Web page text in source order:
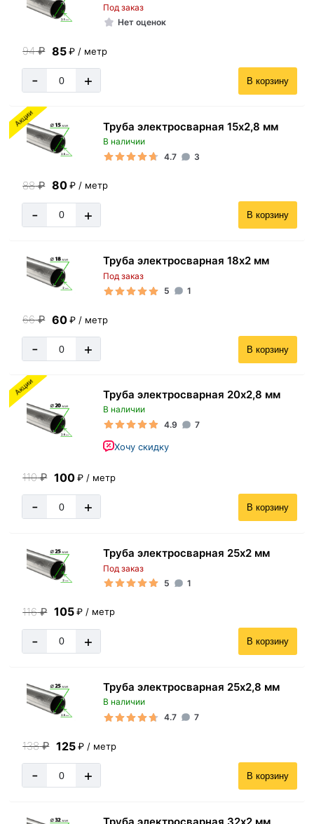
Под заказ
Нет оценок
94₽ 85 ₽ / метр
- + В корзину
Акции Труба электросварная 15х2,8 мм
В наличии
4.7
3
88₽ 80 ₽ / метр
- + В корзину
Труба электросварная 18х2 мм
Под заказ
5
1
66₽ 60 ₽ / метр
- + В корзину
Акции Труба электросварная 20х2,8 мм
В наличии
4.9
7
Хочу скидку
110₽ 100 ₽ / метр
- + В корзину
Труба электросварная 25х2 мм
Под заказ
5
1
116₽ 105 ₽ / метр
- + В корзину
Труба электросварная 25х2,8 мм
В наличии
4.7
7
138₽ 125 ₽ / метр
- + В корзину